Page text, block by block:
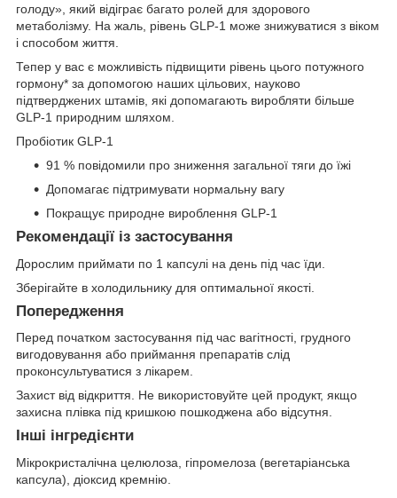
голоду», який відіграє багато ролей для здорового
метаболізму. На жаль, рівень GLP-1 може знижуватися з віком
і способом життя.
Тепер у вас є можливість підвищити рівень цього потужного
гормону* за допомогою наших цільових, науково
підтверджених штамів, які допомагають виробляти більше
GLP-1 природним шляхом.
Пробіотик GLP-1
91 % повідомили про зниження загальної тяги до їжі
Допомагає підтримувати нормальну вагу
Покращує природне вироблення GLP-1
Рекомендації із застосування
Дорослим приймати по 1 капсулі на день під час їди.
​Зберігайте в холодильнику для оптимальної якості.
Попередження
Перед початком застосування під час вагітності, грудного
вигодовування або приймання препаратів слід
проконсультуватися з лікарем.
Захист від відкриття. Не використовуйте цей продукт, якщо
захисна плівка під кришкою пошкоджена або відсутня.
Інші інгредієнти
Мікрокристалічна целюлоза, гіпромелоза (вегетаріанська
капсула), діоксид кремнію.